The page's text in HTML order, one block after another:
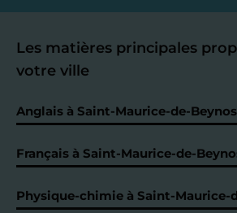
Les matières principales
votre ville
Anglais à Saint-Maurice-de-
Français à Saint-Maurice-de-
Physique-chimie à Saint-Maurice-